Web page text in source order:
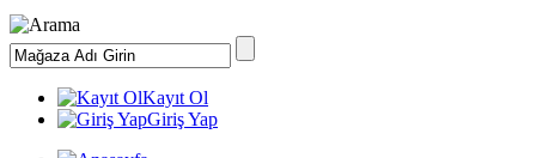
Kayıt Ol
Giriş Yap